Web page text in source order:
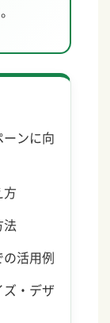
ンに向
活用例
・デザ